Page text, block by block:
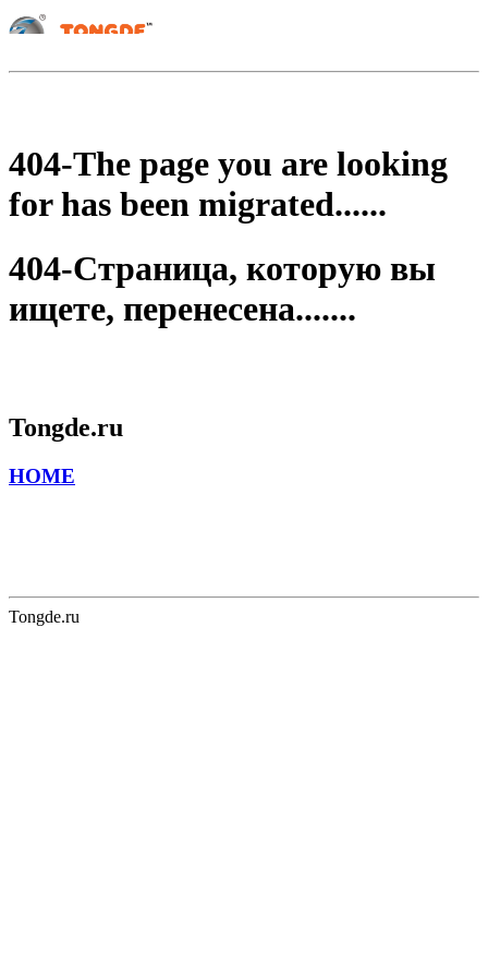
404-The page you are looking
for has been migrated......
404-Страница, которую вы
ищете, перенесена.......
Tongde.ru
HOME
Tongde.ru